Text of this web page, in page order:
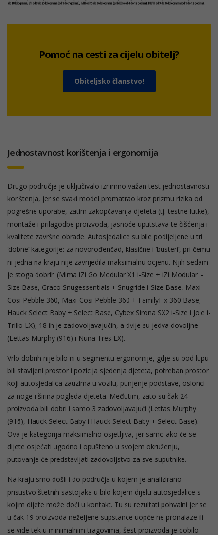
Pomoć na cesti za cijelu obitelj?
Obiteljsko članstvo!
Jednostavnost korištenja i ergonomija
Drugo područje je uključivalo iznimno važan test jednostavnosti
korištenja, jer se svaki model promatrao kroz prizmu rizika od
pogrešne uporabe, zatim zakopčavanja djeteta (tj. testne lutke),
montaže i prilagodbe proizvoda, jasnoće uputstava te čišćenja i
kvalitete završne obrade. Autosjedalice su bile podijeljene u tri
‘dobne’ kategorije: za novorođenčad, klasične i ‘busteri’, pri čemu
ni jedna na kraju nije zavrijedila maksimalnu ocjenu. Njih sedam
je stoga dobrih (Mima iZi Go Modular X1 i-Size + iZi Modular i-
Size Base, Graco Snugessentials + Snugride i-Size Base, Maxi-
Cosi Pebble 360, Maxi-Cosi Pebble 360 + FamilyFix 360 Base,
Hauck Select Baby + Select Base, Cybex Sirona SX2 i-Size i Joie i-
Trillo LX), 18 ih je zadovoljavajućih, a dvije su jedva dovoljne
(Lettas Murphy (916) i Nuna Tres LX).
Vrlo dobrih nije bilo ni u segmentu ergonomije, gdje su pod lupu
bili stavljeni prostor i pozicija sjedenja djeteta, potreban prostor
koji autosjedalica zauzima u vozilu, punjenje podstave, oslonci
za noge i širina pogleda djeteta. Međutim, zato su čak 24
proizvoda bili dobri i samo 3 zadovoljavajući (Lettas Murphy
(916), Hauck Select Baby i Hauck Select Baby + Select Base).
Ova je kategorija maksimalno osjetljiva, jer samo ako će se
dijete osjećati ugodno i opušteno u svojem okruženju,
putovanje će predstavljati zadovoljstvo za sve suputnike.
Na kraju smo došli i do područja u kojem je analizirano
prisustvo štetnih sastojaka u bilo kojem dijelu autosjedalice s
kojim dijete može doći u kontakt. Tu su rezultati pohvalni jer se
u čak 19 proizvoda neželjene supstance uopće ne pronalaze ili
se vide tek u minimalnim tragovima, šest proizvoda je dobilo